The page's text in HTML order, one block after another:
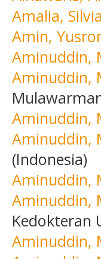
Amalia,
Amin,
Aminuddin,
Aminuddin,
Aminuddin,
Aminuddin,
(Indonesia)
Aminuddin,
Aminuddin,
Kedokteran
Aminuddin,